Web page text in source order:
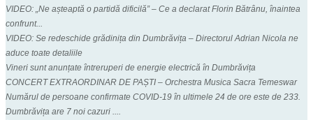
VIDEO: „Ne așteaptă o partidă dificilă” – Ce a declarat Florin Bătrânu, înaintea
confrunt...
VIDEO: Se redeschide grădinița din Dumbrăvița – Directorul Adrian Nicola ne
aduce toate detaliile
Vineri sunt anunțate întreruperi de energie electrică în Dumbrăvița
CONCERT EXTRAORDINAR DE PAȘTI – Orchestra Musica Sacra Temeswar
Numărul de persoane confirmate COVID-19 în ultimele 24 de ore este de 233.
Dumbrăvița are 7 noi cazuri ....